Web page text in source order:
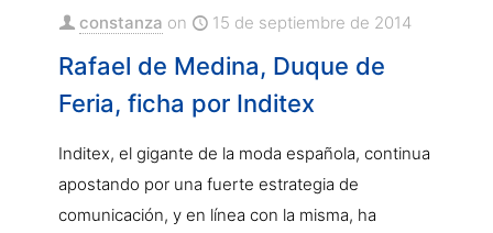
constanza on 15 de septiembre de 2014
Rafael de Medina, Duque de
Feria, ficha por Inditex
Inditex, el gigante de la moda española, continua
apostando por una fuerte estrategia de
comunicación, y en línea con la misma, ha